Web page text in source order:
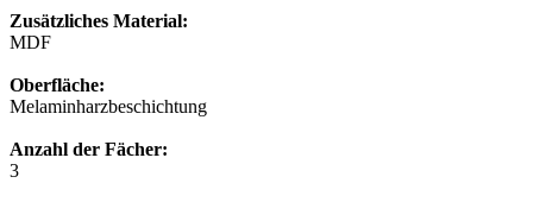
Zusätzliches Material:
MDF
Oberfläche:
Melaminharzbeschichtung
Anzahl der Fächer:
3